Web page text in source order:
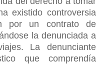
existido controversia
por un contrato de
la denunciada a
La denunciante
que comprendía